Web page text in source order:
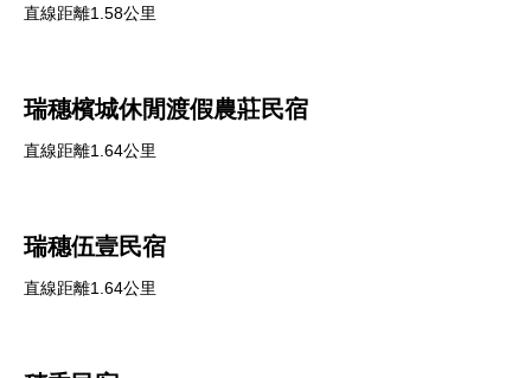
直線距離1.58公里
瑞穗檳城休閒渡假農莊民宿
直線距離1.64公里
瑞穗伍壹民宿
直線距離1.64公里